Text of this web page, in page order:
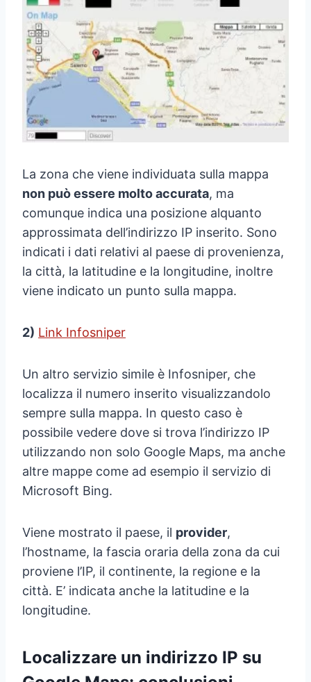
La zona che viene individuata sulla mappa
non può essere molto accurata, ma
comunque indica una posizione alquanto
approssimata dell’indirizzo IP inserito. Sono
indicati i dati relativi al paese di provenienza,
la città, la latitudine e la longitudine, inoltre
viene indicato un punto sulla mappa.
2) Link Infosniper
Un altro servizio simile è Infosniper, che
localizza il numero inserito visualizzandolo
sempre sulla mappa. In questo caso è
possibile vedere dove si trova l’indirizzo IP
utilizzando non solo Google Maps, ma anche
altre mappe come ad esempio il servizio di
Microsoft Bing.
Viene mostrato il paese, il provider,
l’hostname, la fascia oraria della zona da cui
proviene l’IP, il continente, la regione e la
città. E’ indicata anche la latitudine e la
longitudine.
Localizzare un indirizzo IP su